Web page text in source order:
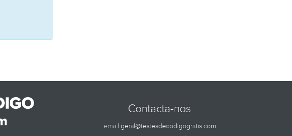
Contacta-nos
email:geral@testesdecodigogratis.com